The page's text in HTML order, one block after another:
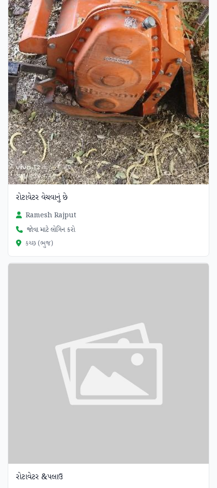
રોટાવેટર વેચવાનું છે
Ramesh Rajput
જોવા માટે લોગિન કરો
કચ્છ (ભુજ)
રોટાવેટર &પલાઉ